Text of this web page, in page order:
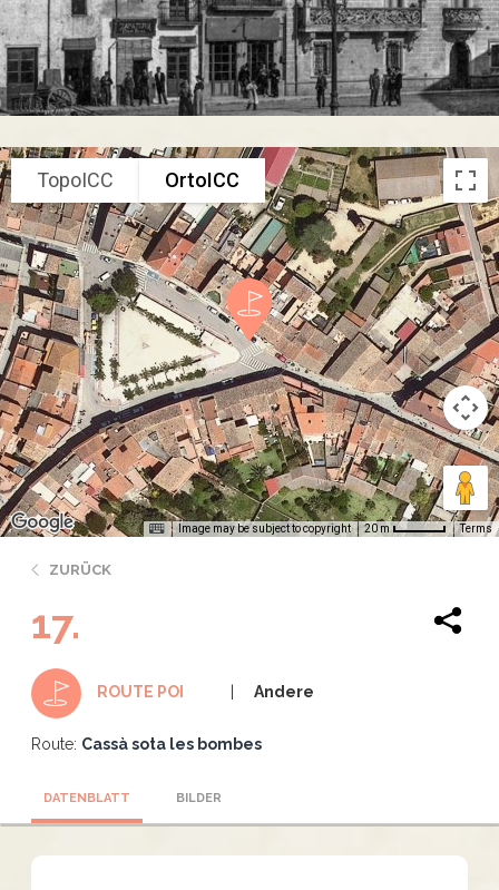
TopoICC OrtoICC
Image may be subject to copyright 20 m Terms
ZURÜCK
17.
ROUTE POI Andere
Route: Cassà sota les bombes
DATENBLATT BILDER